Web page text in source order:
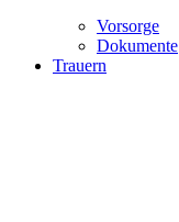
Vorsorge
Dokumente
Trauern